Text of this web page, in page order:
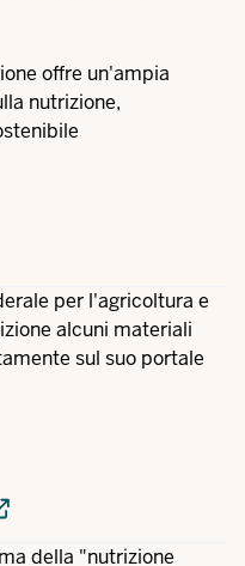
offre un'ampia
nutrizione,
per l'agricoltura e
alcuni materiali
sul suo portale
della "nutrizione